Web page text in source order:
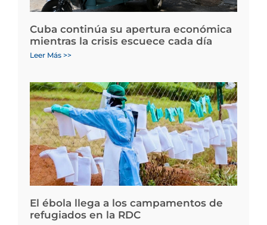
Cuba continúa su apertura económica
mientras la crisis escuece cada día
Leer Más >>
El ébola llega a los campamentos de
refugiados en la RDC